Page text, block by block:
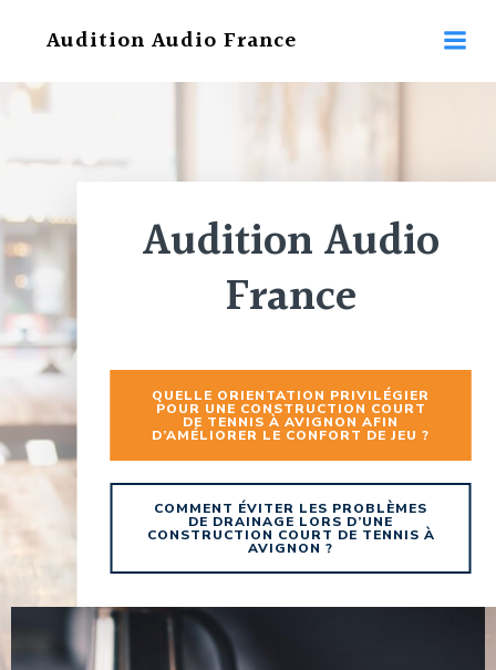
au
Audition Audio France
Audition Audio
France
QUELLE ORIENTATION PRIVILÉGIER
POUR UNE CONSTRUCTION COURT
DE TENNIS À AVIGNON AFIN
D’AMÉLIORER LE CONFORT DE JEU ?
COMMENT ÉVITER LES PROBLÈMES
DE DRAINAGE LORS D’UNE
CONSTRUCTION COURT DE TENNIS À
AVIGNON ?